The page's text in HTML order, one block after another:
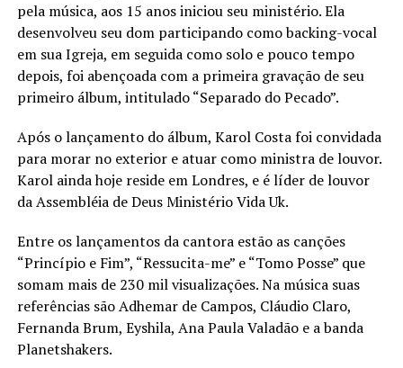
pela música, aos 15 anos iniciou seu ministério. Ela
desenvolveu seu dom participando como backing-vocal
em sua Igreja, em seguida como solo e pouco tempo
depois, foi abençoada com a primeira gravação de seu
primeiro álbum, intitulado “Separado do Pecado”.
Após o lançamento do álbum, Karol Costa foi convidada
para morar no exterior e atuar como ministra de louvor.
Karol ainda hoje reside em Londres, e é líder de louvor
da Assembléia de Deus Ministério Vida Uk.
Entre os lançamentos da cantora estão as canções
“Princípio e Fim”, “Ressucita-me” e “Tomo Posse” que
somam mais de 230 mil visualizações. Na música suas
referências são Adhemar de Campos, Cláudio Claro,
Fernanda Brum, Eyshila, Ana Paula Valadão e a banda
Planetshakers.